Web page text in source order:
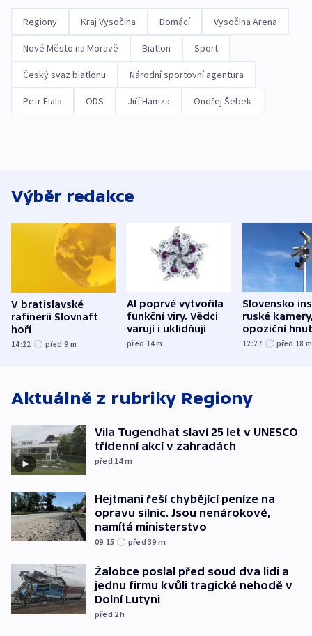
Regiony Kraj Vysočina Domácí Vysočina Arena
Nové Město na Moravě Biatlon Sport
Český svaz biatlonu Národní sportovní agentura
Petr Fiala ODS Jiří Hamza Ondřej Šebek
Výběr redakce
V bratislavské
rafinerii Slovnaft
hoří
14:22 před 9 m
AI poprvé vytvořila
funkční viry. Vědci
varují i uklidňují
před 14m
Slovensko
ruské
opoziční
12:27 před 18 m
Aktuálně z rubriky Regiony
Vila Tugendhat slaví 25 let v UNESCO
třídenní akcí v zahradách
před 14m
Hejtmani řeší chybějící peníze na
opravu silnic. Jsou nenárokové,
namítá ministerstvo
09:15 před 39 m
Žalobce poslal před soud dva lidi a
jednu firmu kvůli tragické nehodě v
Dolní Lutyni
před 2h